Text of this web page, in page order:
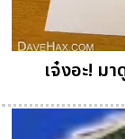
เจ๋งอะ! ม